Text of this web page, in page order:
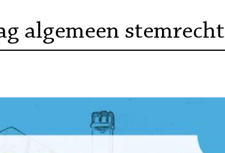
algemeen stemrecht